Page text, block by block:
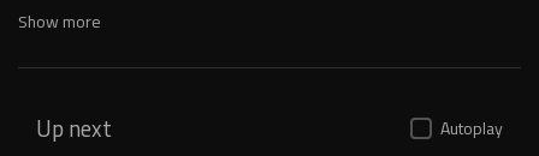
Show more
Up next Autoplay